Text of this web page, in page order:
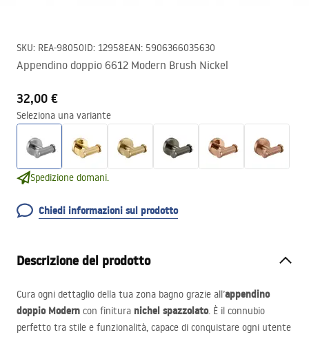
SKU: REA-98050ID: 12958EAN: 5906366035630
Appendino doppio 6612 Modern Brush Nickel
32,00 €
Seleziona una variante
Spedizione domani.
Chiedi informazioni sul prodotto
Descrizione del prodotto
Cura ogni dettaglio della tua zona bagno grazie all’appendino
doppio Modern con finitura nichel spazzolato. È il connubio
perfetto tra stile e funzionalità, capace di conquistare ogni utente